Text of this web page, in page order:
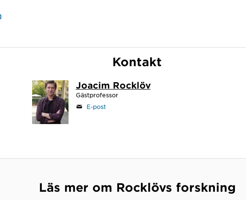
Kontakt
Joacim Rocklöv
Gästprofessor
E-post
Läs mer om Rocklövs forskning